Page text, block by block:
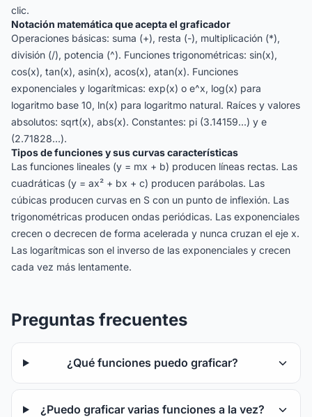
clic.
Notación matemática que acepta el graficador
Operaciones básicas: suma (+), resta (-), multiplicación (*),
división (/), potencia (^). Funciones trigonométricas: sin(x),
cos(x), tan(x), asin(x), acos(x), atan(x). Funciones
exponenciales y logarítmicas: exp(x) o e^x, log(x) para
logaritmo base 10, ln(x) para logaritmo natural. Raíces y valores
absolutos: sqrt(x), abs(x). Constantes: pi (3.14159...) y e
(2.71828...).
Tipos de funciones y sus curvas características
Las funciones lineales (y = mx + b) producen líneas rectas. Las
cuadráticas (y = ax² + bx + c) producen parábolas. Las
cúbicas producen curvas en S con un punto de inflexión. Las
trigonométricas producen ondas periódicas. Las exponenciales
crecen o decrecen de forma acelerada y nunca cruzan el eje x.
Las logarítmicas son el inverso de las exponenciales y crecen
cada vez más lentamente.
Preguntas frecuentes
¿Qué funciones puedo graficar?
¿Puedo graficar varias funciones a la vez?